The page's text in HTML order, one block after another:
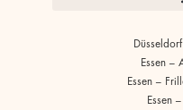
Essen –
Essen –
Essen